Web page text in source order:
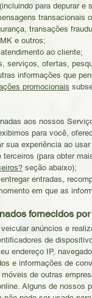
para depurar
transacionais
transações
e outros;
ao cliente;
serviços, ofertas,
informações que
promocionais
aos nossos
para você,
sua experiência ao
(para obter
seção abaixo);
entradas,
em que as
fornecidos
anúncios e
de
endereço IP,
e informações de
de outras
Alguns de